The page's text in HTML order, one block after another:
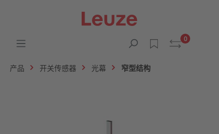
0
产品 开关传感器 光幕 窄型结构